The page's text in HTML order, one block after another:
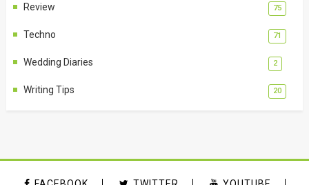
Review 75
Techno 71
Wedding Diaries 2
Writing Tips 20